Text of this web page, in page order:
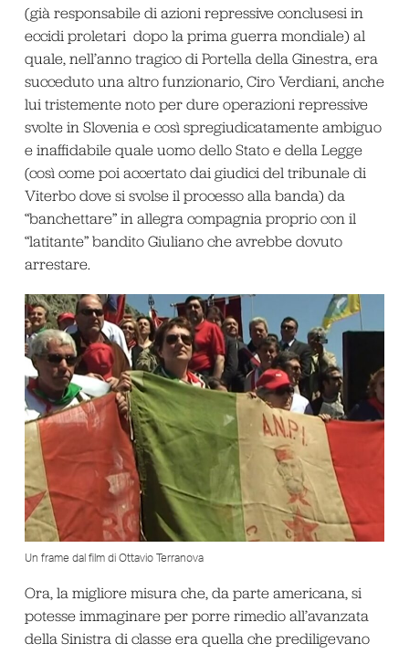
(già responsabile di azioni repressive conclusesi in
eccidi proletari dopo la prima guerra mondiale) al
quale, nell’anno tragico di Portella della Ginestra, era
succeduto una altro funzionario, Ciro Verdiani, anche
lui tristemente noto per dure operazioni repressive
svolte in Slovenia e così spregiudicatamente ambiguo
e inaffidabile quale uomo dello Stato e della Legge
(così come poi accertato dai giudici del tribunale di
Viterbo dove si svolse il processo alla banda) da
“banchettare” in allegra compagnia proprio con il
“latitante” bandito Giuliano che avrebbe dovuto
arrestare.
Un frame dal film di Ottavio Terranova
Ora, la migliore misura che, da parte americana, si
potesse immaginare per porre rimedio all’avanzata
della Sinistra di classe era quella che prediligevano